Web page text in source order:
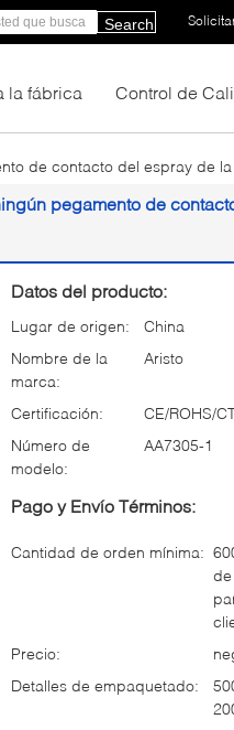
Search
la fábrica Control de
de contacto del espray de
pegamento de
Datos del producto:
Lugar de origen:
China
Nombre de la
marca:
Aristo
Certificación:
CE/ROHS/
Número de
modelo:
AA7305-1
Pago y Envío Términos:
Cantidad de orden mínima:
Precio:
Detalles de empaquetado: